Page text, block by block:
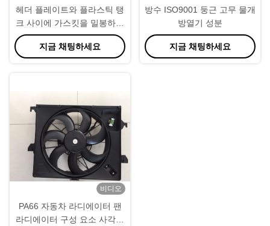
헤더 플레이트와 플라스틱 탱
크 사이에 가스킷을 밀봉하는
자동차 냉각 장치 플라스틱 탱
크 기계적 냉각 장치
지금 채팅하세요
방수 ISO9001 둥근 고무 물개
방열기 성분
지금 채팅하세요
비디오
PA66 자동차 라디에이터 팬
라디에이터 구성 요소 사각형